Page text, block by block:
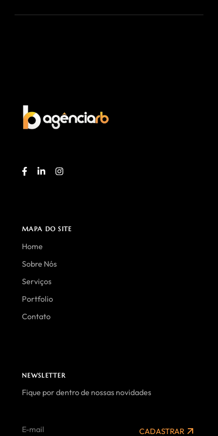
MAPA DO SITE
Home
Sobre Nós
Serviços
Portfolio
Contato
NEWSLETTER
Fique por dentro de nossas novidades
CADASTRAR